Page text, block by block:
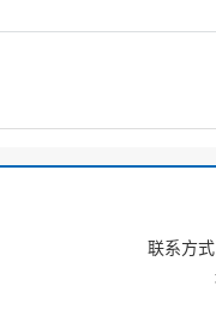
联系方